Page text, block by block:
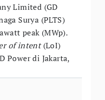
Limited (GD
Surya (PLTS)
peak (MWp).
of intent(LoI)
Power di Jakarta,